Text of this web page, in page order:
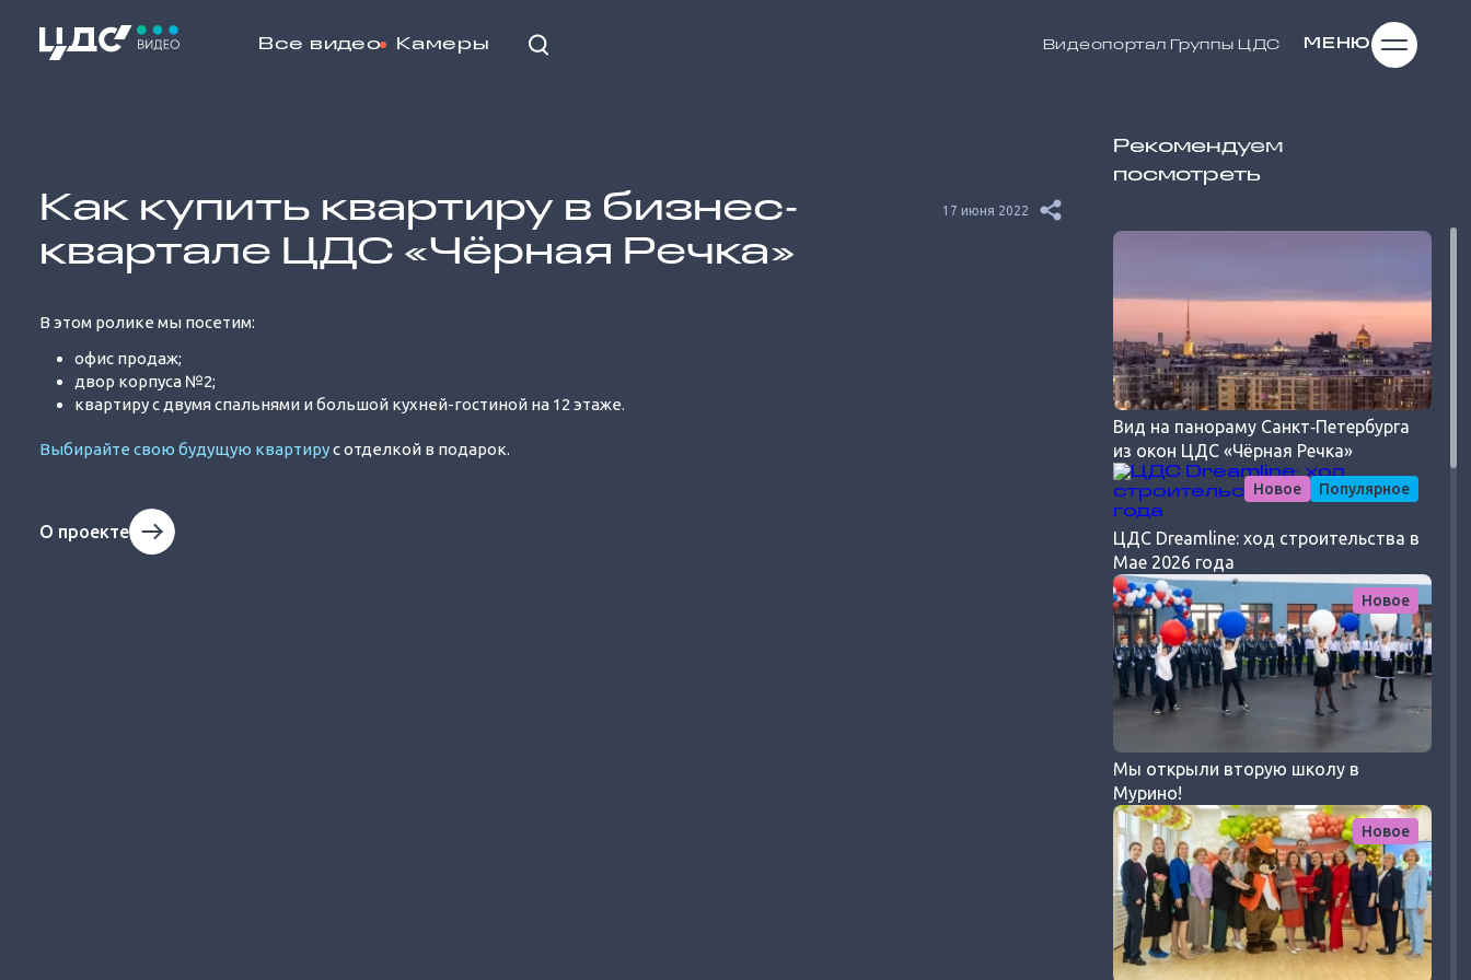
Все видео Камеры Видеопортал Группы ЦДС МЕНЮ
Как купить квартиру в бизнес‐
квартале ЦДС «Чёрная Речка»
17 июня 2022
В этом ролике мы посетим:
офис продаж;
двор корпуса №2;
квартиру с двумя спальнями и большой кухней-гостиной на 12 этаже.
Выбирайте свою будущую квартирус отделкой в подарок.
О проекте
Рекомендуем
посмотреть
Вид на панораму Санкт‐Петербурга
из окон ЦДС «Чёрная Речка»
Новое Популярное
ЦДС Dreamline: ход строительства в
Мае 2026 года
Новое
Мы открыли вторую школу в
Мурино!
Новое